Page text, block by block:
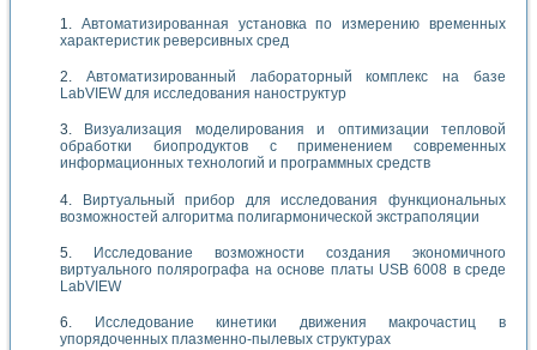
Автоматизированная установка по измерению временных
характеристик реверсивных сред
Автоматизированный лабораторный комплекс на базе
LabVIEW для исследования наноструктур
Визуализация моделирования и оптимизации тепловой
обработки биопродуктов с применением современных
информационных технологий и программных средств
Виртуальный прибор для исследования функциональных
возможностей алгоритма полигармонической экстраполяции
Исследование возможности создания экономичного
виртуального полярографа на основе платы USB 6008 в среде
LabVIEW
Исследование кинетики движения макрочастиц в
упорядоченных плазменно-пылевых структурах